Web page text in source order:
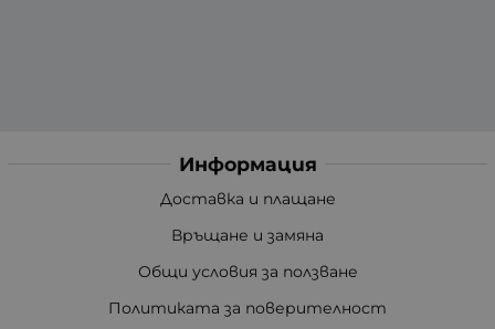
Информация
Доставка и плащане
Връщане и замяна
Общи условия за ползване
Политиката за поверителност